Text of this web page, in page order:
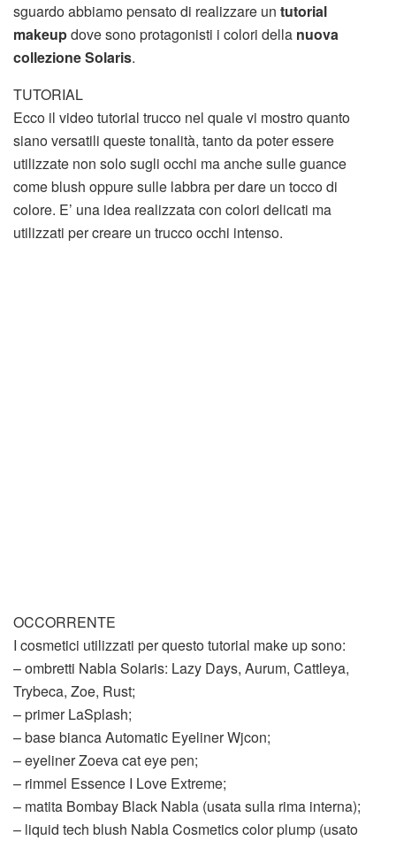
sguardo abbiamo pensato di realizzare un tutorial
makeupdove sono protagonisti i colori della nuova
collezione Solaris.
TUTORIAL
Ecco il video tutorial trucco nel quale vi mostro quanto
siano versatili queste tonalità, tanto da poter essere
utilizzate non solo sugli occhi ma anche sulle guance
come blush oppure sulle labbra per dare un tocco di
colore. E’ una idea realizzata con colori delicati ma
utilizzati per creare un trucco occhi intenso.
OCCORRENTE
I cosmetici utilizzati per questo tutorial make up sono:
– ombretti Nabla Solaris: Lazy Days, Aurum, Cattleya,
Trybeca, Zoe, Rust;
– primer LaSplash;
– base bianca Automatic Eyeliner Wjcon;
– eyeliner Zoeva cat eye pen;
– rimmel Essence I Love Extreme;
– matita Bombay Black Nabla (usata sulla rima interna);
– liquid tech blush Nabla Cosmetics color plump (usato